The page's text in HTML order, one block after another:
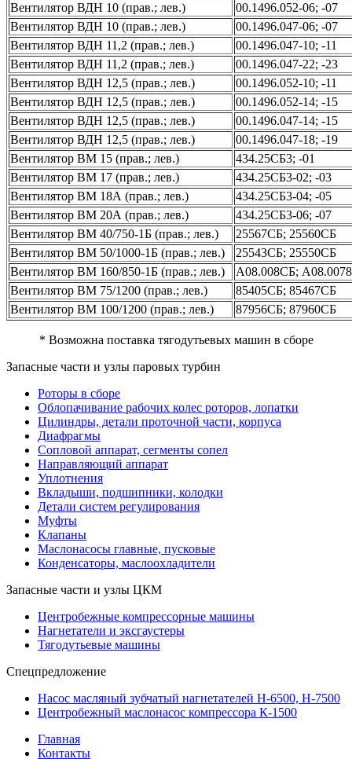
Вентилятор ВДН 10 (прав.; лев.)
00.1496.052-06; -07
Вентилятор ВДН 10 (прав.; лев.)
00.1496.047-06; -07
Вентилятор ВДН 11,2 (прав.; лев.)
00.1496.047-10; -11
Вентилятор ВДН 11,2 (прав.; лев.)
00.1496.047-22; -23
Вентилятор ВДН 12,5 (прав.; лев.)
00.1496.052-10; -11
Вентилятор ВДН 12,5 (прав.; лев.)
00.1496.052-14; -15
Вентилятор ВДН 12,5 (прав.; лев.)
00.1496.047-14; -15
Вентилятор ВДН 12,5 (прав.; лев.)
00.1496.047-18; -19
Вентилятор ВМ 15 (прав.; лев.)
434.25СБ3; -01
Вентилятор ВМ 17 (прав.; лев.)
434.25СБ3-02; -03
Вентилятор ВМ 18А (прав.; лев.)
434.25СБ3-04; -05
Вентилятор ВМ 20А (прав.; лев.)
434.25СБ3-06; -07
Вентилятор ВМ 40/750-1Б (прав.; лев.)
25567СБ; 25560СБ
Вентилятор ВМ 50/1000-1Б (прав.; лев.)
25543СБ; 25550СБ
Вентилятор ВМ 160/850-1Б (прав.; лев.)
А08.008СБ;
Вентилятор ВМ 75/1200 (прав.; лев.)
85405СБ; 85467СБ
Вентилятор ВМ 100/1200 (прав.; лев.)
87956СБ; 87960СБ
* Возможна поставка тягодутьевых машин в сборе
Запасные части и узлы паровых турбин
Роторы в сборе
Облопачивание рабочих колес роторов, лопатки
Цилиндры, детали проточной части, корпуса
Диафрагмы
Сопловой аппарат, сегменты сопел
Направляющий аппарат
Уплотнения
Вкладыши, подшипники, колодки
Детали систем регулирования
Муфты
Клапаны
Маслонасосы главные, пусковые
Конденсаторы, маслоохладители
Запасные части и узлы ЦКМ
Центробежные компрессорные машины
Нагнетатели и эксгаустеры
Тягодутьевые машины
Спецпредложение
Насос масляный зубчатый нагнетателей Н-6500, Н-7500
Центробежный маслонасос компрессора К-1500
Главная
Контакты